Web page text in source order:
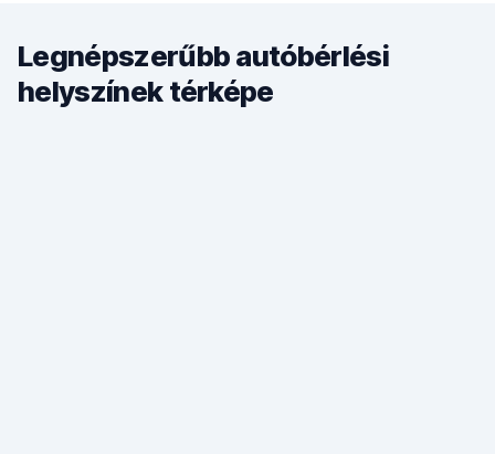
Legnépszerűbb autóbérlési
helyszínek térképe